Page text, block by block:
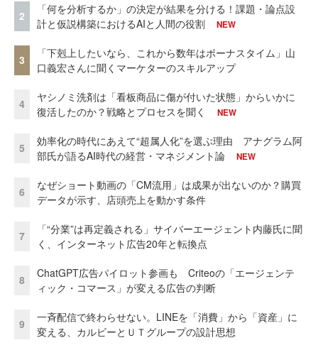
2
「何を分析するか」の決定が結果を分ける！課題・論点設
計と仮説構築におけるAIと人間の役割
NEW
3
「下剋上したいなら、これから数年はボーナスタイム」山
口義宏さんに聞くマーケターのスキルアップ
4
ヤシノミ洗剤は「看板商品に傷が付いた状態」からいかに
復活したのか？戦略とプロセスを聞く
NEW
5
効率化の時代にあえて“超属人化”を選ぶ理由 アナグラム阿
部氏が語るAI時代の経営・マネジメント論
NEW
6
なぜショート動画の「CM流用」は成果が出ないのか？購買
データが示す、店頭売上を動かす条件
7
「“分業”は再定義される」サイバーエージェント内藤氏に聞
く、インターネット広告20年と転換点
8
ChatGPT広告パイロット参画も Criteoの「エージェンテ
ィック・コマース」が変える広告の判断
9
一斉配信で終わらせない。LINEを「消費」から「資産」に
変える、カルビーとＵＴグループの設計思想